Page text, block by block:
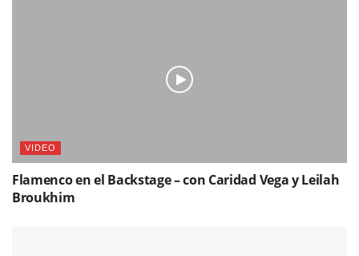
VIDEO
Flamenco en el Backstage – con Caridad Vega y Leilah
Broukhim